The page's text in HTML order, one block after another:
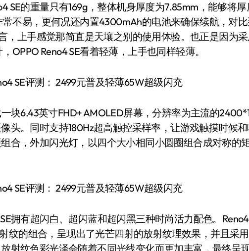
SE的重量只有169g，整体机身厚度为7.85mm，能够将
不易，更何况还内置4300mAh的电池来确保续航，对
，上手感觉那简直是天壤之别的使用体验。也正是因为
OPPO Reno4 SE看着轻薄，上手也同样轻薄。
6.43英寸FHD+ AMOLED屏幕，分辨率为主流的
头。同时支持180Hz超高触控采样率，让游戏触摸时候
合，外加闪光灯，以四个大小相同小圆圈组合成对称的
拥有超闪白、超闪蓝和超闪黑三种时尚活力配色。Reno4
纹的组合，呈现出了光芒四射的放射纹理效果，并且采
射纹色彩光泽会随着不同光线变化而更加丰富，最终呈